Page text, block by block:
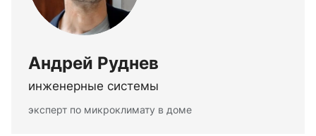
Андрей Руднев
инженерные системы
эксперт по микроклимату в доме